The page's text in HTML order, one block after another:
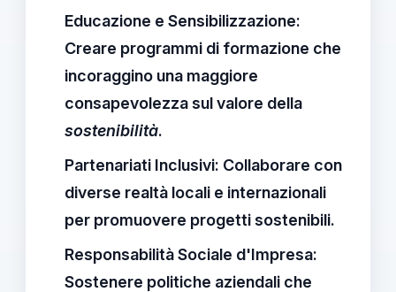
Educazione e Sensibilizzazione:
Creare programmi di formazione che
incoraggino una maggiore
consapevolezza sul valore della
sostenibilità.
Partenariati Inclusivi: Collaborare con
diverse realtà locali e internazionali
per promuovere progetti sostenibili.
Responsabilità Sociale d'Impresa:
Sostenere politiche aziendali che